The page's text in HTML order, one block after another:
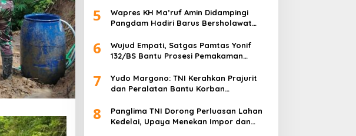
5
Wapres KH Ma’ruf Amin Didampingi
Pangdam Hadiri Barus Bersholawat
6
Wujud Empati, Satgas Pamtas Yonif
132/BS Bantu Prosesi Pemakaman
7
Yudo Margono: TNI Kerahkan Prajurit
dan Peralatan Bantu Korban
8
Panglima TNI Dorong Perluasan Lahan
Kedelai, Upaya Menekan Impor dan